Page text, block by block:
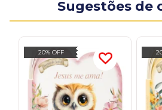
Sugestões de
20% OFF